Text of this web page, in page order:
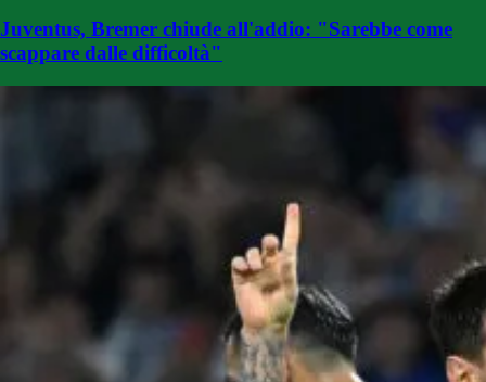
Juventus, Bremer chiude all'addio: "Sarebbe come
scappare dalle difficoltà"